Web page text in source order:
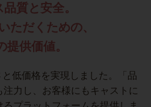
質と安全。
ただくための、
提供価値。
低価格を実現しました。「品
力し、お客様にもキャストに